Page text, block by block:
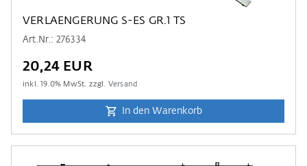
VERLAENGERUNG S-ES GR.1 TS
Art.Nr.: 276334
20,24 EUR
inkl.19.0% MwSt. zzgl. Versand
In den Warenkorb